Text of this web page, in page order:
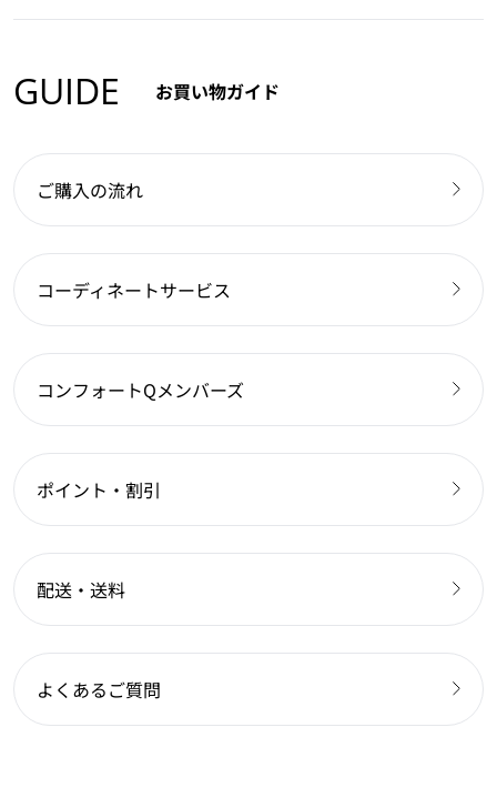
GUIDE お買い物ガイド
ご購入の流れ
コーディネートサービス
コンフォートQメンバーズ
ポイント・割引
配送・送料
よくあるご質問